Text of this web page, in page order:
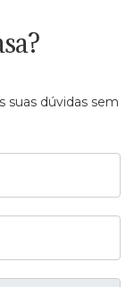
suas dúvidas sem